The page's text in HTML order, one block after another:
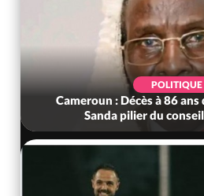
POLITIQUE
Cameroun : Décès à 86
Sanda pilier du